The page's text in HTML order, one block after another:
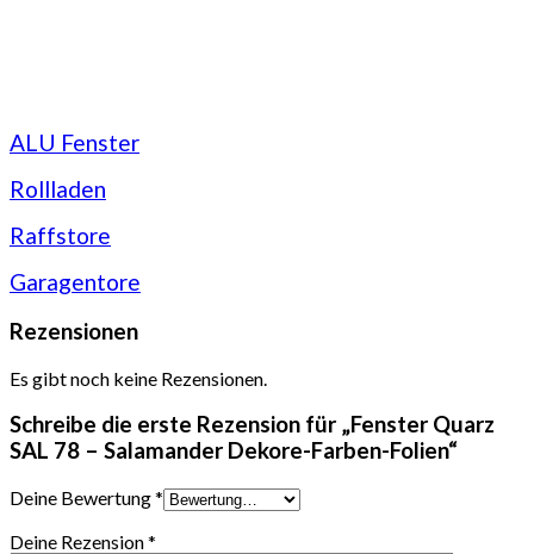
ALU Fenster
Rollladen
Raffstore
Garagentore
Rezensionen
Es gibt noch keine Rezensionen.
Schreibe die erste Rezension für „Fenster Quarz
SAL 78 – Salamander Dekore-Farben-Folien“
Deine Bewertung*
Deine Rezension*